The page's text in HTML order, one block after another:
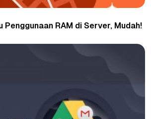
Penggunaan RAM di Server, Mudah!